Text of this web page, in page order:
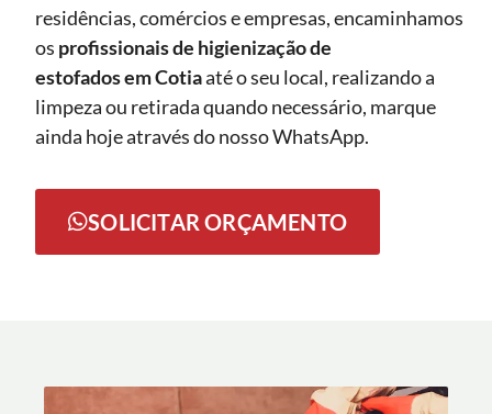
residências, comércios e empresas, encaminhamos
os profissionais de higienização de
estofados em Cotiaaté o seu local, realizando a
limpeza ou retirada quando necessário, marque
ainda hoje através do nosso WhatsApp.
SOLICITAR ORÇAMENTO